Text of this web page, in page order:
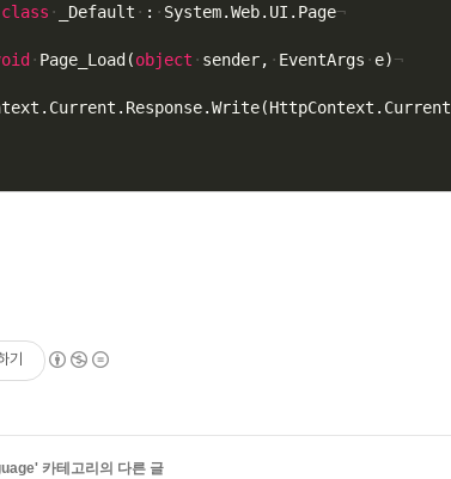
class · _Default · : · System.Web. UI . Page¬
· Page_Load (object · sender, · EventArgs · e)¬
. Current . Response.Write(HttpContext . Current
기
' 카테고리의 다른 글